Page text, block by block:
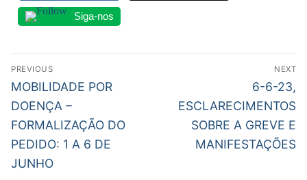
PROFESSORES CONTRATADOS
Formação
Área de Sócios
Revista Intervir
Contactos
Siga-nos
Navegação
de
artigos
PREVIOUS
Previous
post:
MOBILIDADE POR
DOENÇA –
FORMALIZAÇÃO DO
PEDIDO: 1 A 6 DE
JUNHO
NEXT
Next
post:
6-6-23,
ESCLARECIMENTOS
SOBRE A GREVE E
MANIFESTAÇÕES